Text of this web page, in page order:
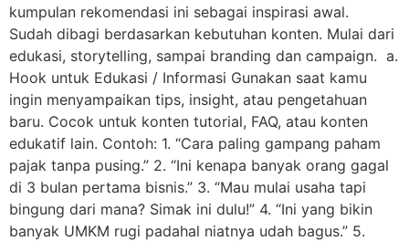
kumpulan rekomendasi ini sebagai inspirasi awal.
Sudah dibagi berdasarkan kebutuhan konten. Mulai dari
edukasi, storytelling, sampai branding dan campaign. a.
Hook untuk Edukasi / Informasi Gunakan saat kamu
ingin menyampaikan tips, insight, atau pengetahuan
baru. Cocok untuk konten tutorial, FAQ, atau konten
edukatif lain. Contoh: 1. “Cara paling gampang paham
pajak tanpa pusing.” 2. “Ini kenapa banyak orang gagal
di 3 bulan pertama bisnis.” 3. “Mau mulai usaha tapi
bingung dari mana? Simak ini dulu!” 4. “Ini yang bikin
banyak UMKM rugi padahal niatnya udah bagus.” 5.